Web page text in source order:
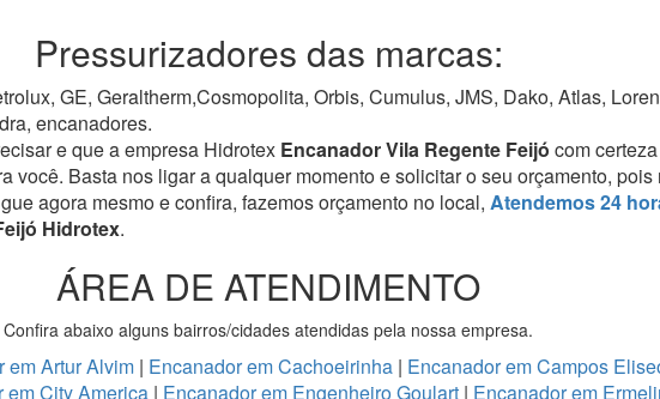
Pressurizadores das marcas:
GE, Geraltherm,Cosmopolita, Orbis, Cumulus, JMS, Dako, Atlas,
encanadores.
e que a empresa Hidrotex Encanador Vila Regente Feijó com
você. Basta nos ligar a qualquer momento e solicitar o seu orçamento,
agora mesmo e confira, fazemos orçamento no local, Atendemos 24
Hidrotex.
ÁREA DE ATENDIMENTO
Confira abaixo alguns bairros/cidades atendidas pela nossa empresa.
em Artur Alvim | Encanador em Cachoeirinha| Encanador em Campos
em City America | Encanador em Engenheiro Goulart | Encanador em